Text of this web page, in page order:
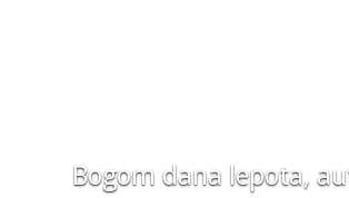
Bogom dana lepota,